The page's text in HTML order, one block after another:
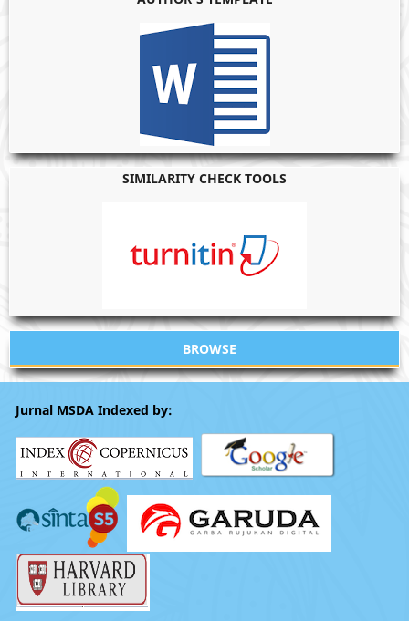
SIMILARITY CHECK TOOLS
BROWSE
Jurnal MSDA Indexed by: